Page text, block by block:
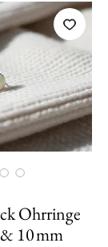
Ohrringe
10 mm